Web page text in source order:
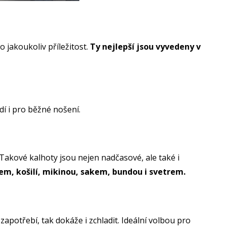
jakoukoliv příležitost. Ty nejlepší jsou vyvedeny v
i pro běžné nošení.
kalhoty jsou nejen nadčasové, ale také i
košilí, mikinou, sakem, bundou i svetrem.
tak dokáže i zchladit. Ideální volbou pro